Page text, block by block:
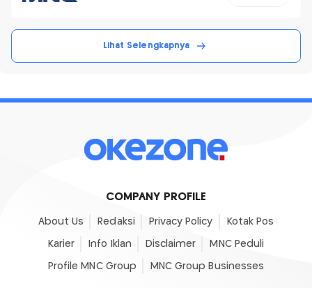
Lihat Selengkapnya
COMPANY PROFILE
About Us Redaksi Privacy Policy Kotak Pos
Karier Info Iklan Disclaimer MNC Peduli
Profile MNC Group MNC Group Businesses